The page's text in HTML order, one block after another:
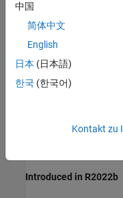
Safety precaution
Programmatic
Type:
integer
Introduced in R2022b
中国
简体中文
English
日本 (日本語)
한국 (한국어)
Kontakt zu